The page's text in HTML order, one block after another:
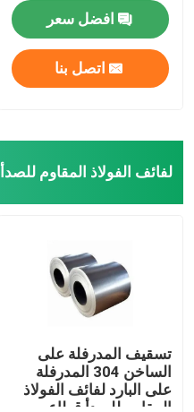
افضل سعر
اتصل بنا
لفائف الفولاذ المقاوم للصدأ
تسقيف المدرفلة على
الساخن 304 المدرفلة
على البارد لفائف الفولاذ
المقاوم للصدأ قطاع